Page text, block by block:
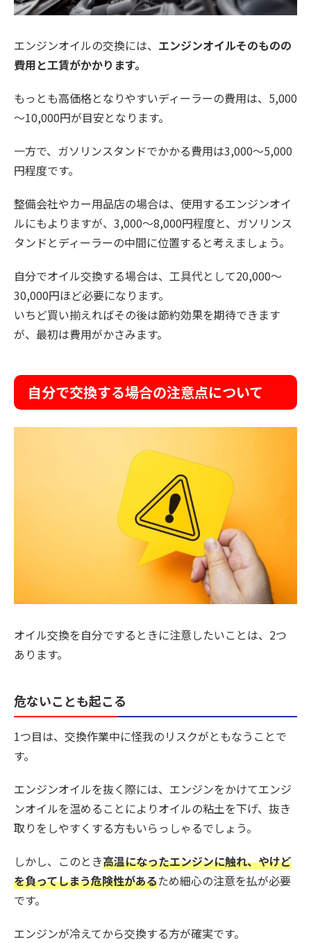
エンジンオイルの交換には、 エンジンオイルそのものの
費用と工賃がかかります。
もっとも高価格となりやすいディーラーの費用は、5,000
～10,000円が目安となります。
一方で、ガソリンスタンドでかかる費用は3,000～5,000
円程度です。
整備会社やカー用品店の場合は、使用するエンジンオイ
ルにもよりますが、3,000～8,000円程度と、ガソリンス
タンドとディーラーの中間に位置すると考えましょう。
自分でオイル交換する場合は、工具代として20,000～
30,000円ほど必要になります。
いちど買い揃えればその後は節約効果を期待できます
が、最初は費用がかさみます。
自分で交換する場合の注意点について
オイル交換を自分でするときに注意したいことは、2つ
あります。
危ないことも起こる
1つ目は、交換作業中に怪我のリスクがともなうことで
す。
エンジンオイルを抜く際には、エンジンをかけてエンジ
ンオイルを温めることによりオイルの粘土を下げ、抜き
取りをしやすくする方もいらっしゃるでしょう。
しかし、このとき高温になったエンジンに触れ、やけど
を負ってしまう危険性があるため細心の注意を払が必要
です。
エンジンが冷えてから交換する方が確実です。